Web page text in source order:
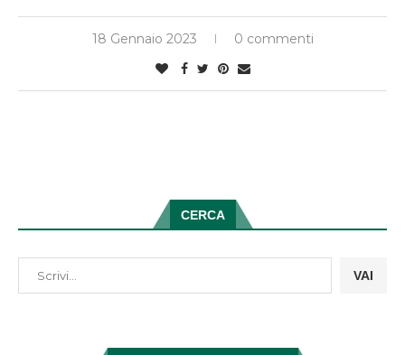
18 Gennaio 2023 0 commenti
CERCA
VAI